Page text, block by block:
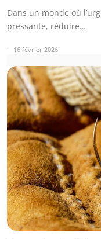
Dans un monde où
pressante, réduire…
16 février 2026